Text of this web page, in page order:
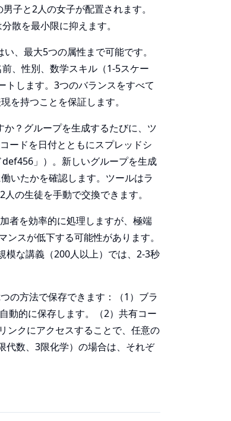
子と2人の女子が配置されます。
散を最小限に抑えます。
、最大5つの属性まで可能です。
、性別、数学スキル（1-5スケー
トします。3つのバランスをすべて
を持つことを保証します。
？グループを生成するたびに、ツ
ードを日付とともにスプレッドシ
」）。新しいグループを生成
いたかを確認します。ツールはラ
の生徒を手動で交換できます。
者を効率的に処理しますが、極端
スが低下する可能性があります。
模な講義（200人以上）では、2-3秒
の方法で保存できます：（1）ブラ
動的に保存します。（2）共有コー
ンクにアクセスすることで、任意の
代数、3限化学）の場合は、それぞ